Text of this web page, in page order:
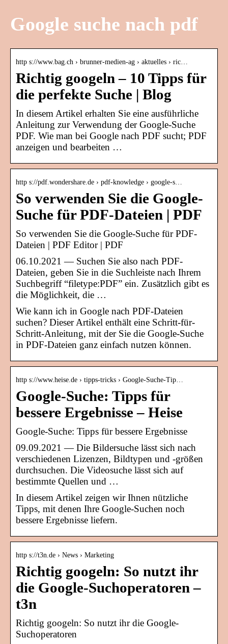
Google suche nach pdf
http s://www.bag.ch › brunner-medien-ag › aktuelles › ric…
Richtig googeln – 10 Tipps für
die perfekte Suche | Blog
In diesem Artikel erhalten Sie eine ausführliche
Anleitung zur Verwendung der Google-Suche
PDF. Wie man bei Google nach PDF sucht; PDF
anzeigen und bearbeiten …
http s://pdf.wondershare.de › pdf-knowledge › google-s…
So verwenden Sie die Google-
Suche für PDF-Dateien | PDF
So verwenden Sie die Google-Suche für PDF-
Dateien | PDF Editor | PDF
06.10.2021 — Suchen Sie also nach PDF-
Dateien, geben Sie in die Suchleiste nach Ihrem
Suchbegriff “filetype:PDF” ein. Zusätzlich gibt es
die Möglichkeit, die …
Wie kann ich in Google nach PDF-Dateien
suchen? Dieser Artikel enthält eine Schritt-für-
Schritt-Anleitung, mit der Sie die Google-Suche
in PDF-Dateien ganz einfach nutzen können.
http s://www.heise.de › tipps-tricks › Google-Suche-Tip…
Google-Suche: Tipps für
bessere Ergebnisse – Heise
Google-Suche: Tipps für bessere Ergebnisse
09.09.2021 — Die Bildersuche lässt sich nach
verschiedenen Lizenzen, Bildtypen und -größen
durchsuchen. Die Videosuche lässt sich auf
bestimmte Quellen und …
In diesem Artikel zeigen wir Ihnen nützliche
Tipps, mit denen Ihre Google-Suchen noch
bessere Ergebnisse liefern.
http s://t3n.de › News › Marketing
Richtig googeln: So nutzt ihr
die Google-Suchoperatoren –
t3n
Richtig googeln: So nutzt ihr die Google-
Suchoperatoren